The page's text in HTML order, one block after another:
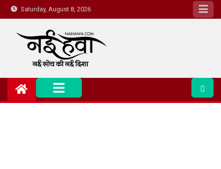
Saturday, August 8, 2026
Nai Hawa